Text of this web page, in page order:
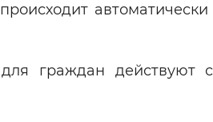
граждан действуют